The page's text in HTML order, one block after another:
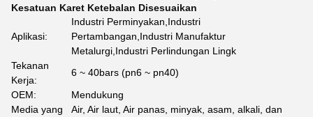
Kesatuan Karet Ketebalan Disesuaikan
Aplikasi:
Industri Perminyakan,Industri
Pertambangan,Industri Manufaktur
Metalurgi,Industri Perlindungan Lingk
Tekanan
Kerja:
6 ~ 40bars (pn6 ~ pn40)
OEM:
Mendukung
Media yang
Air, Air laut, Air panas, minyak, asam, alkali, dan